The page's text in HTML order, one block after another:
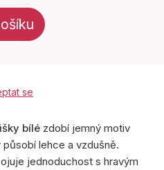
se
bílé zdobí jemný motiv
lehce a vzdušně.
jednoduchost s hravým